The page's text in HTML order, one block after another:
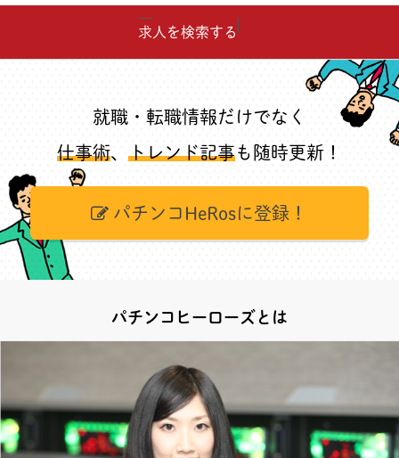
求人を検索する
就職・転職情報だけでなく
仕事術、 トレンド記事も随時更新！
パチンコHeRosに登録！
パチンコヒーローズとは